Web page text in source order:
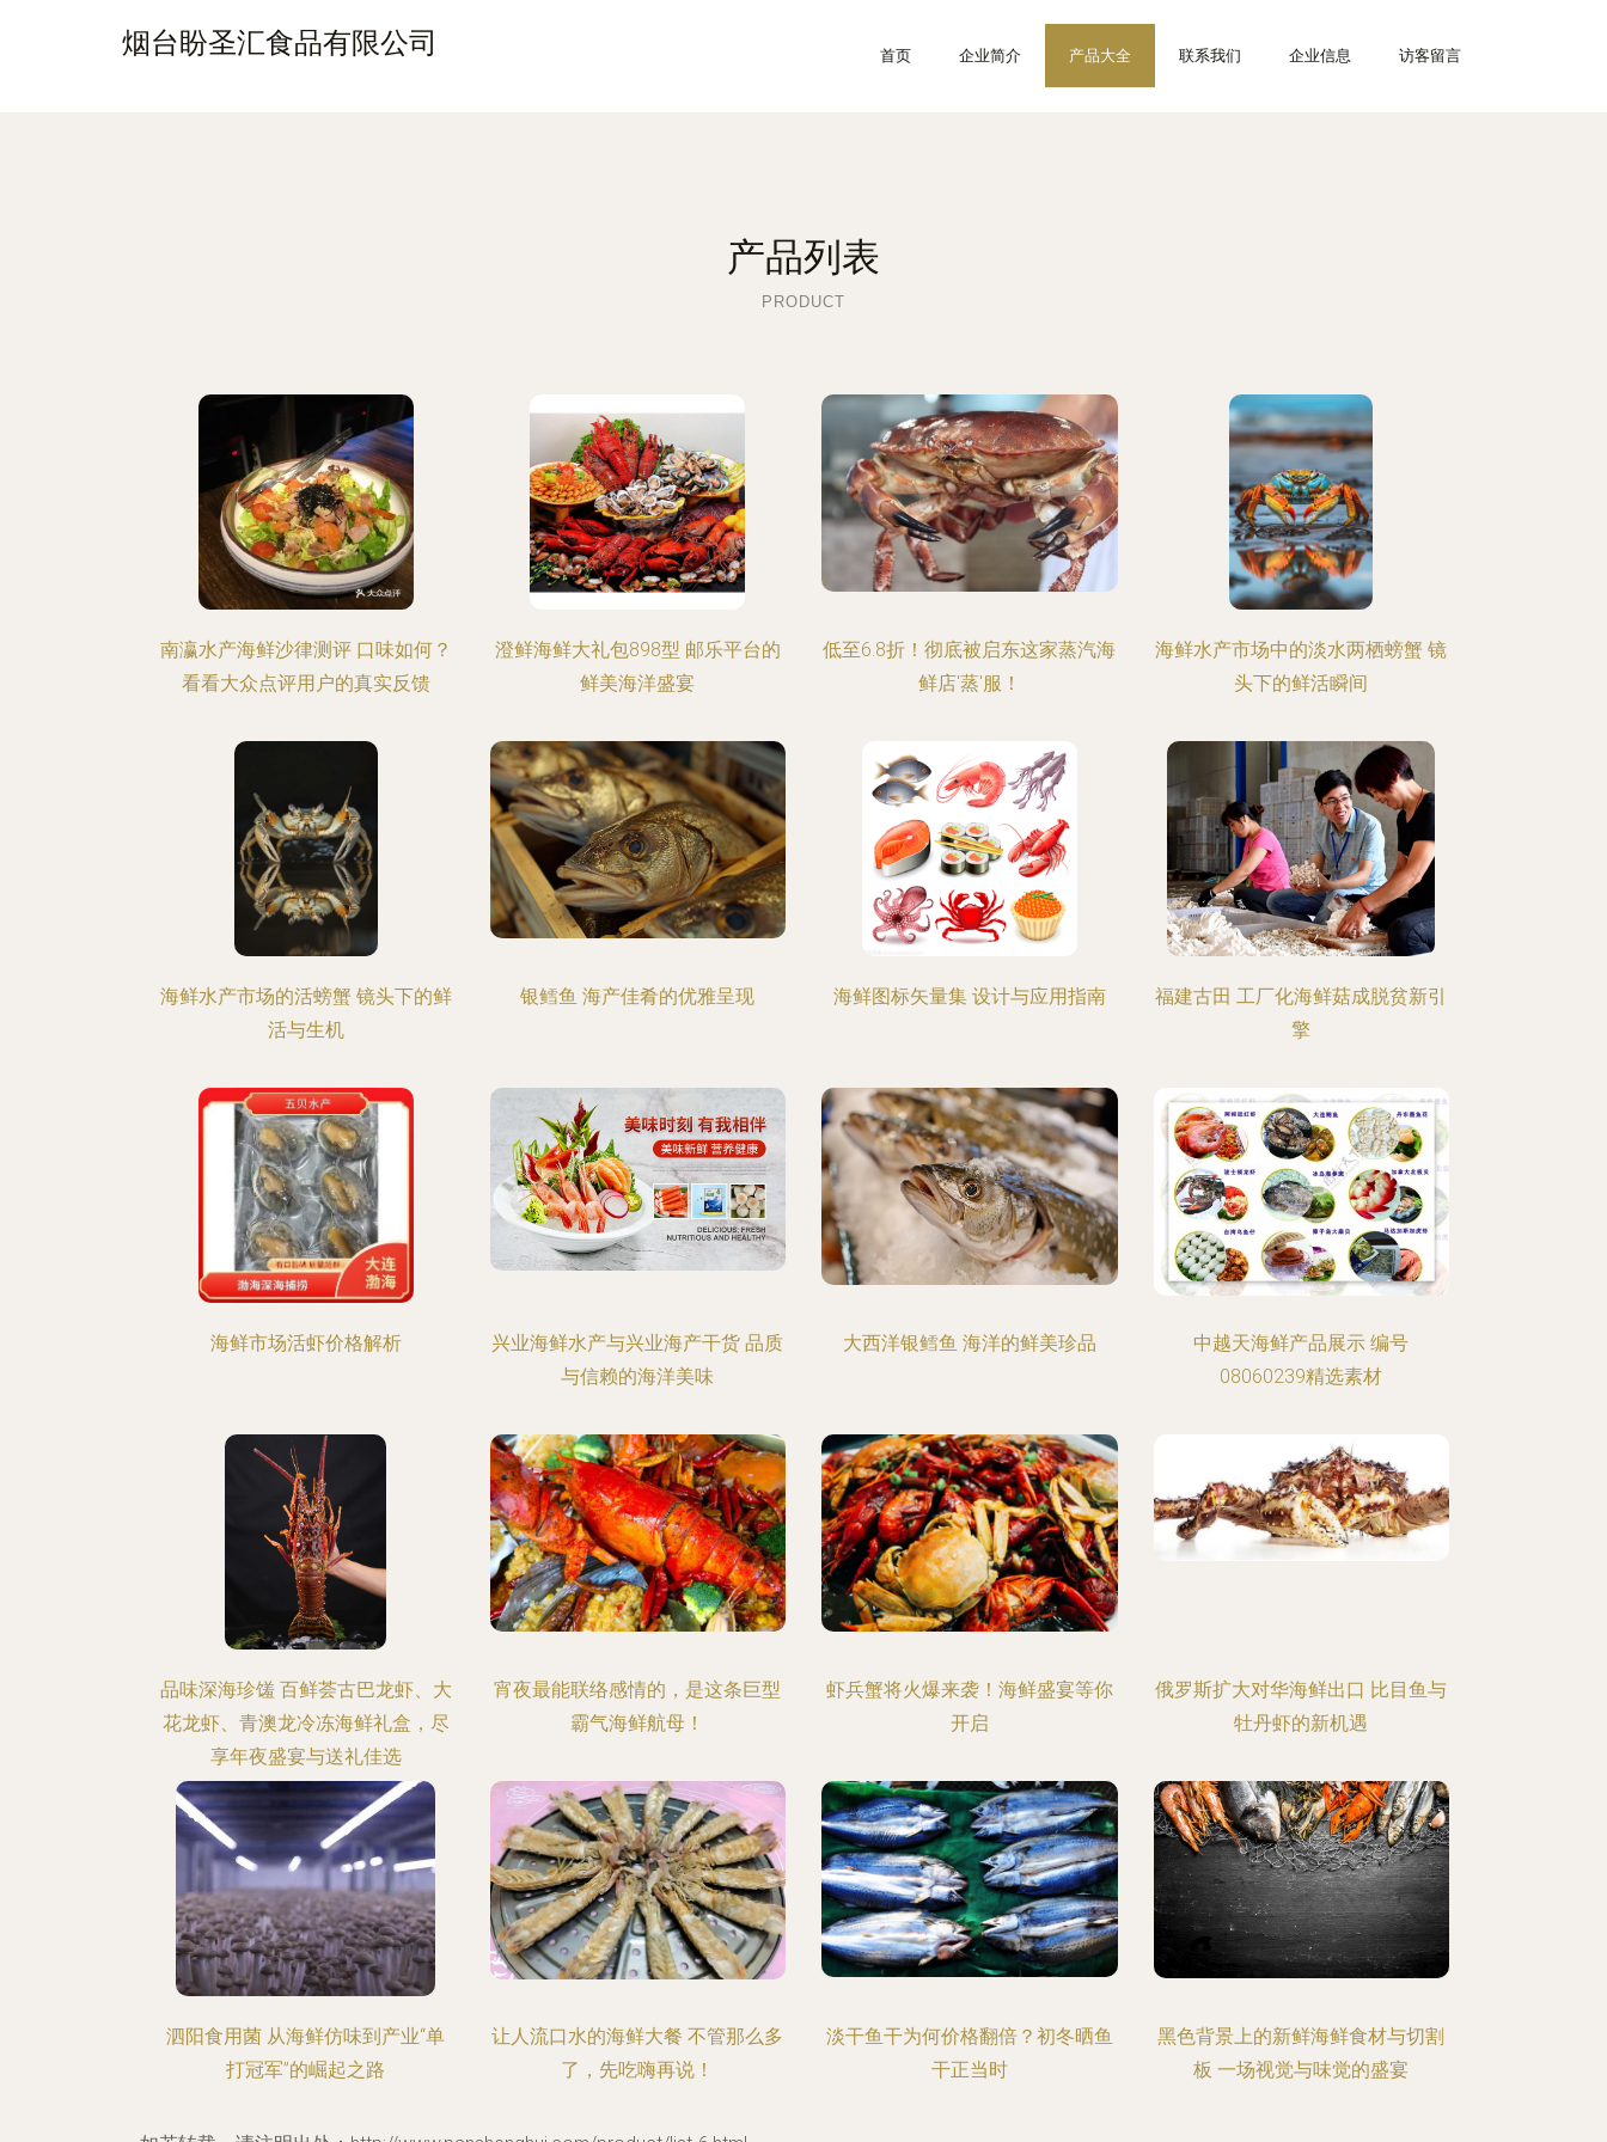
烟台盼圣汇食品有限公司 首页 企业简介 产品大全 联系我们 企业信息 访客留言
产品列表
PRODUCT
南瀛水产海鲜沙律测评 口味如何？
看看大众点评用户的真实反馈
澄鲜海鲜大礼包898型 邮乐平台的
鲜美海洋盛宴
低至6.8折！彻底被启东这家蒸汽海
鲜店'蒸'服！
海鲜水产市场中的淡水两栖螃蟹 镜
头下的鲜活瞬间
海鲜水产市场的活螃蟹 镜头下的鲜
活与生机
银鳕鱼 海产佳肴的优雅呈现 海鲜图标矢量集 设计与应用指南
福建古田 工厂化海鲜菇成脱贫新引
擎
海鲜市场活虾价格解析
兴业海鲜水产与兴业海产干货 品质
与信赖的海洋美味
大西洋银鳕鱼 海洋的鲜美珍品
中越天海鲜产品展示 编号
08060239精选素材
品味深海珍馐 百鲜荟古巴龙虾、大
花龙虾、青澳龙冷冻海鲜礼盒，尽
享年夜盛宴与送礼佳选
宵夜最能联络感情的，是这条巨型
霸气海鲜航母！
虾兵蟹将火爆来袭！海鲜盛宴等你
开启
俄罗斯扩大对华海鲜出口 比目鱼与
牡丹虾的新机遇
泗阳食用菌 从海鲜仿味到产业“单
打冠军”的崛起之路
让人流口水的海鲜大餐 不管那么多
了，先吃嗨再说！
淡干鱼干为何价格翻倍？初冬晒鱼
干正当时
黑色背景上的新鲜海鲜食材与切割
板 一场视觉与味觉的盛宴